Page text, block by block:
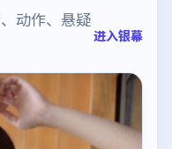
动作、悬疑
进入银幕